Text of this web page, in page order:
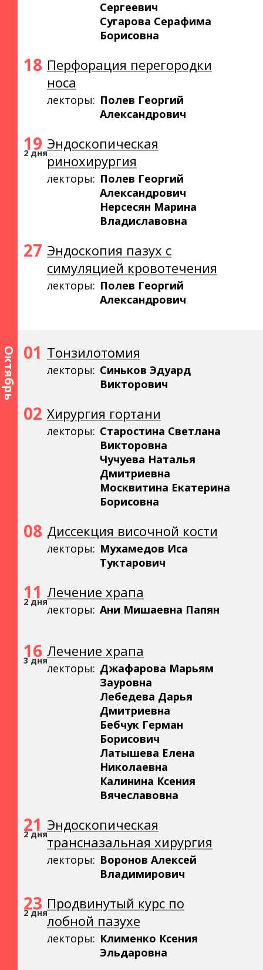
Сергеевич
Сугарова Серафима
Борисовна
18 Перфорация перегородки
носа
лекторы: Полев Георгий
Александрович
19
2 дня
Эндоскопическая
ринохирургия
лекторы: Полев Георгий
Александрович
Нерсесян Марина
Владиславовна
27 Эндоскопия пазух с
симуляцией кровотечения
лекторы: Полев Георгий
Александрович
Октябрь 01 Тонзилотомия
лекторы: Синьков Эдуард
Викторович
02 Хирургия гортани
лекторы: Старостина Светлана
Викторовна
Чучуева Наталья
Дмитриевна
Москвитина Екатерина
Борисовна
08 Диссекция височной кости
лекторы: Мухамедов Иса
Туктарович
11
2 дня
Лечение храпа
лекторы: Ани Мишаевна Папян
16
3 дня
Лечение храпа
лекторы: Джафарова Марьям
Зауровна
Лебедева Дарья
Дмитриевна
Бебчук Герман
Борисович
Латышева Елена
Николаевна
Калинина Ксения
Вячеславовна
21
2 дня
Эндоскопическая
трансназальная хирургия
лекторы: Воронов Алексей
Владимирович
23
2 дня
Продвинутый курс по
лобной пазухе
лекторы: Клименко Ксения
Эльдаровна